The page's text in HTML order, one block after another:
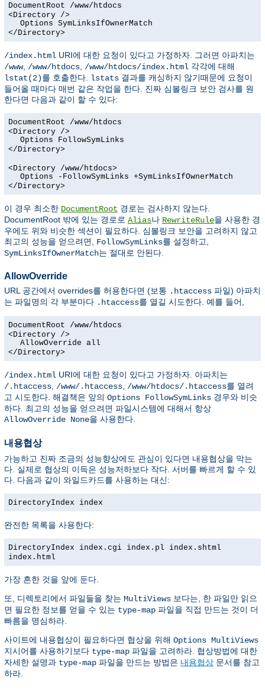
DocumentRoot /www/htdocs
<Directory />
Options SymLinksIfOwnerMatch
</Directory>
/index.html URI에 대한 요청이 있다고 가정하자. 그러면 아파치는
/www, /www/htdocs /www/htdocs/index.html 각각에 대해
lstat(2)를 호출한다. lstats 결과를 캐싱하지 않기때문에 요청이
들어올 때마다 매번 같은 작업을 한다. 진짜 심볼링크 보안 검사를 원
한다면 다음과 같이 할 수 있다:
DocumentRoot /www/htdocs
<Directory />
Options FollowSymLinks
</Directory>
<Directory /www/htdocs>
Options -FollowSymLinks +SymLinksIfOwnerMatch
</Directory>
이 경우 최소한 DocumentRoot 경로는 검사하지 않는다.
DocumentRoot 밖에 있는 경로로 Alias나 RewriteRule을 사용한 경
우에도 위와 비슷한 섹션이 필요하다. 심볼링크 보안을 고려하지 않고
최고의 성능을 얻으려면, FollowSymLinks를 설정하고,
SymLinksIfOwnerMatch는 절대로 안된다.
AllowOverride
URL 공간에서 overrides를 허용한다면 (보통 .htaccess 파일) 아파치
는 파일명의 각 부분마다 .htaccess를 열길 시도한다. 예를 들어,
DocumentRoot /www/htdocs
<Directory />
AllowOverride all
</Directory>
/index.html URI에 대한 요청이 있다고 가정하자. 아파치는
/.htaccess /www/.htaccess /www/htdocs/.htaccess를 열려
고 시도한다. 해결책은 앞의 Options FollowSymLinks 경우와 비슷
하다. 최고의 성능을 얻으려면 파일시스템에 대해서 항상
AllowOverride None을 사용한다.
내용협상
가능하고 진짜 조금의 성능향상에도 관심이 있다면 내용협상을 막는
다. 실제로 협상의 이득은 성능저하보다 작다. 서버를 빠르게 할 수 있
다. 다음과 같이 와일드카드를 사용하는 대신:
DirectoryIndex index
완전한 목록을 사용한다:
DirectoryIndex index.cgi index.pl index.shtml
index.html
가장 흔한 것을 앞에 둔다.
또, 디렉토리에서 파일들을 찾는 MultiViews 보다는, 한 파일만 읽으
면 필요한 정보를 얻을 수 있는 type-map 파일을 직접 만드는 것이 더
빠름을 명심하라.
사이트에 내용협상이 필요하다면 협상을 위해 Options MultiViews
지시어를 사용하기보다 type-map 파일을 고려하라. 협상방법에 대한
자세한 설명과 type-map 파일을 만드는 방법은 내용협상 문서를 참고
하라.